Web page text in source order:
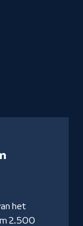
NPO
Start
het
2.500